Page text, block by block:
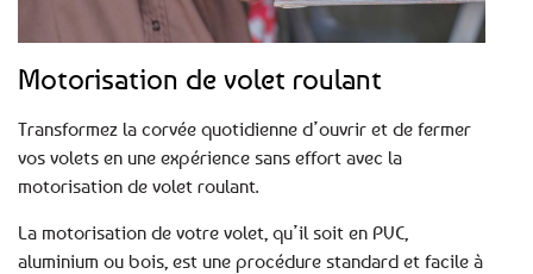
Motorisation de volet roulant
Transformez la corvée quotidienne d’ouvrir et de fermer
vos volets en une expérience sans effort avec la
motorisation de volet roulant.
La motorisation de votre volet, qu’il soit en PVC,
aluminium ou bois, est une procédure standard et facile à